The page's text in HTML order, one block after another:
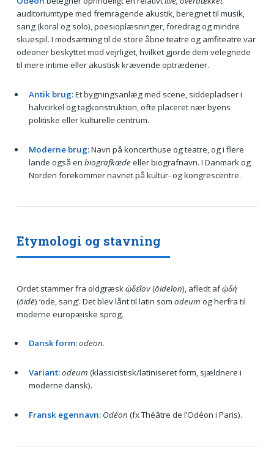
auditoriumtype med fremragende akustik, beregnet til musik,
sang (koral og solo), poesioplæsninger, foredrag og mindre
skuespil. I modsætning til de store åbne teatre og amfiteatre var
odeoner beskyttet mod vejrliget, hvilket gjorde dem velegnede
til mere intime eller akustisk krævende optrædener.
Antik brug:Et bygningsanlæg med scene, siddepladser i
halvcirkel og tagkonstruktion, ofte placeret nær byens
politiske eller kulturelle centrum.
Moderne brug:Navn på koncerthuse og teatre, og i flere
lande også en biografkædeeller biografnavn. I Danmark og
Norden forekommer navnet på kultur- og kongrescentre.
Etymologi og stavning
Ordet stammer fra oldgræskᾠδεῖον(ōideîon), afledt afᾠδή
(ōidē) ‘ode, sang’. Det blev lånt til latin som odeum og herfra til
moderne europæiske sprog.
Dansk form:odeon.
Variant:odeum (klassicistisk/latiniseret form, sjældnere i
moderne dansk).
Fransk egennavn: Odéon (fx Théâtre de l’Odéon i Paris).